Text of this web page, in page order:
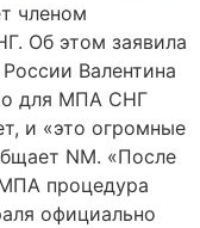
членом
Об этом заявила
Валентина
для МПА СНГ
и «это огромные
NM. «После
процедура
официально